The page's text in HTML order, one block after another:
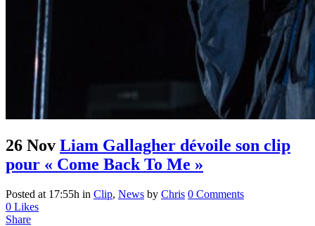
26 Nov Liam Gallagher dévoile son clip
pour « Come Back To Me »
Posted at 17:55h in Clip, News by Chris 0 Comments
0 Likes
Share